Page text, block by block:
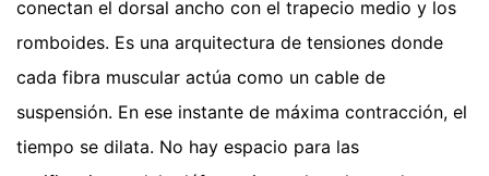
conectan el dorsal ancho con el trapecio medio y los
romboides. Es una arquitectura de tensiones donde
cada fibra muscular actúa como un cable de
suspensión. En ese instante de máxima contracción, el
tiempo se dilata. No hay espacio para las